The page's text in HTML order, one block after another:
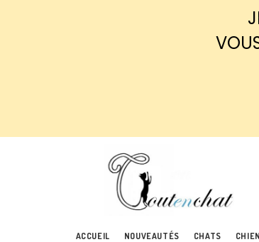
ACCUEIL NOUVEAUTÉS CHATS